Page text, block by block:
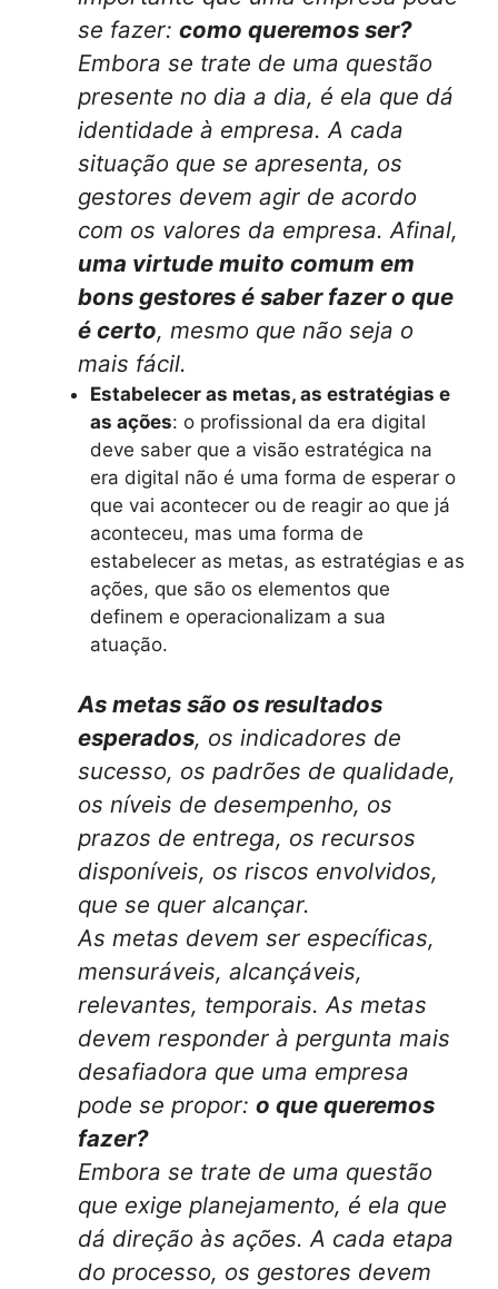
se fazer: como queremos ser?
Embora se trate de uma questão
presente no dia a dia, é ela que dá
identidade à empresa. A cada
situação que se apresenta, os
gestores devem agir de acordo
com os valores da empresa. Afinal,
uma virtude muito comum em
bons gestores é saber fazer o que
é certo, mesmo que não seja o
mais fácil.
Estabelecer as metas, as estratégias e
as ações: o profissional da era digital
deve saber que a visão estratégica na
era digital não é uma forma de esperar o
que vai acontecer ou de reagir ao que já
aconteceu, mas uma forma de
estabelecer as metas, as estratégias e as
ações, que são os elementos que
definem e operacionalizam a sua
atuação.
As metas são os resultados
esperados, os indicadores de
sucesso, os padrões de qualidade,
os níveis de desempenho, os
prazos de entrega, os recursos
disponíveis, os riscos envolvidos,
que se quer alcançar.
As metas devem ser específicas,
mensuráveis, alcançáveis,
relevantes, temporais. As metas
devem responder à pergunta mais
desafiadora que uma empresa
pode se propor: o que queremos
fazer?
Embora se trate de uma questão
que exige planejamento, é ela que
dá direção às ações. A cada etapa
do processo, os gestores devem